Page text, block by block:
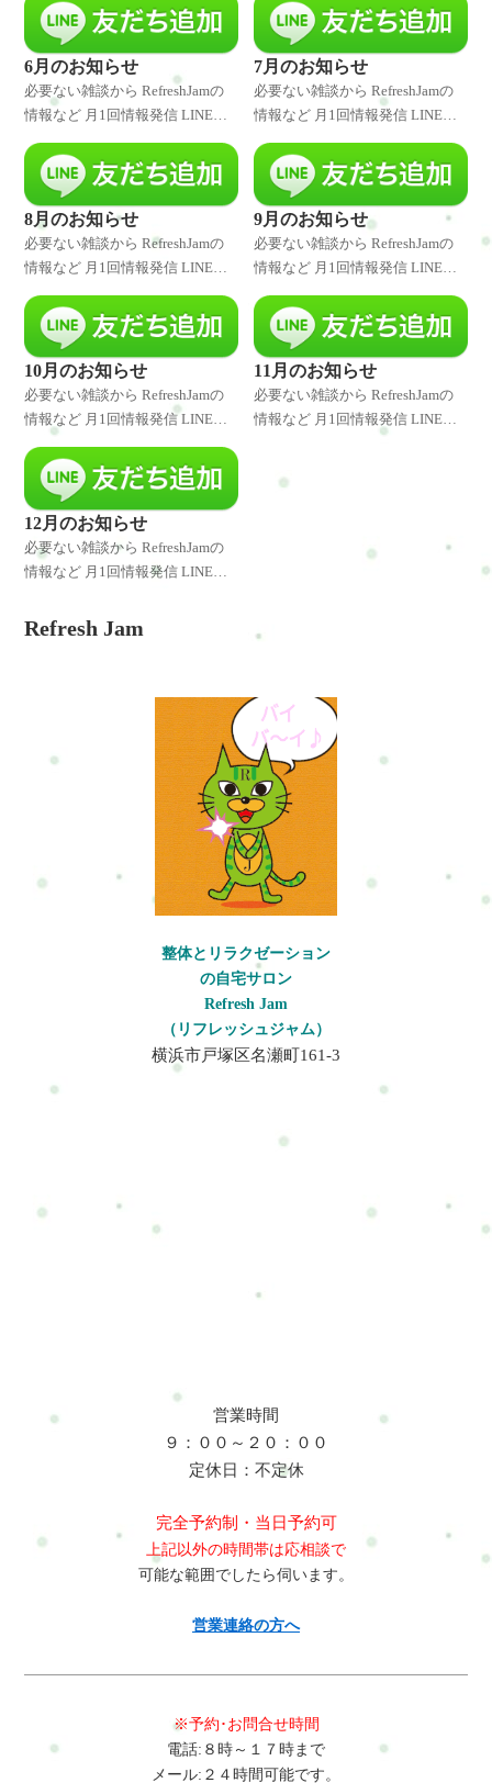
早くお伝えしています。 是非、
LINE登録してくださいね♪ 特別
なキャンペーンやクーポ
早くお伝えしています。 是非、
LINE登録してくださいね♪ 特別
なキャンペーンやクーポ
6月のお知らせ
必要ない雑談から RefreshJamの
情報など 月1回情報発信 LINE登
早くお伝えしています。 是非、
LINE登録してくださいね♪ 特別
なキャンペーンやクーポ
7月のお知らせ
必要ない雑談から RefreshJamの
情報など 月1回情報発信 LINE登
早くお伝えしています。 是非、
LINE登録してくださいね♪ 特別
なキャンペーンやクーポ
8月のお知らせ
必要ない雑談から RefreshJamの
情報など 月1回情報発信 LINE登
早くお伝えしています。 是非、
LINE登録してくださいね♪ 特別
なキャンペーンやクーポ
9月のお知らせ
必要ない雑談から RefreshJamの
情報など 月1回情報発信 LINE登
早くお伝えしています。 是非、
LINE登録してくださいね♪ 特別
なキャンペーンやクーポ
10月のお知らせ
必要ない雑談から RefreshJamの
情報など 月1回情報発信 LINE登
録者様には発信したことをいち
早くお伝えしています。 是非、
LINE登録してくださいね♪ 特別
なキャンペーンやクーポ
11月のお知らせ
必要ない雑談から RefreshJamの
情報など 月1回情報発信 LINE登
LINE登録してくださいね♪ 特別
12月のお知らせ
必要ない雑談から RefreshJamの
情報など 月1回情報発信 LINE登
早くお伝えしています。 是非、
Refresh Jam
整体とリラクゼーション
の自宅サロン
Refresh Jam
（リフレッシュジャム）
横浜市戸塚区名瀬町161-3
営業時間
９：００～２０：００
定休日：不定休
完全予約制・当日予約可
上記以外の時間帯は応相談で
可能な範囲でしたら伺います。
営業連絡の方へ
※予約･お問合せ時間
電話:８時～１７時まで
メール:２４時間可能です。